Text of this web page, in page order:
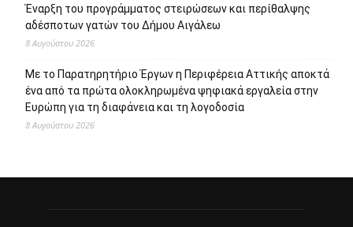
Έναρξη του προγράμματος στειρώσεων και περίθαλψης
αδέσποτων γατών του Δήμου Αιγάλεω
8 Αυγούστου 2026
Με το Παρατηρητήριο Έργων η Περιφέρεια Αττικής αποκτά
ένα από τα πρώτα ολοκληρωμένα ψηφιακά εργαλεία στην
Ευρώπη για τη διαφάνεια και τη λογοδοσία
8 Αυγούστου 2026